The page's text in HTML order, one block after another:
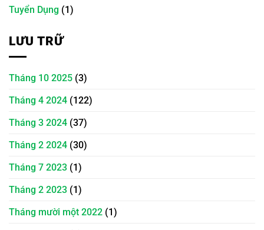
Tuyển Dụng (1)
LƯU TRỮ
Tháng 10 2025 (3)
Tháng 4 2024 (122)
Tháng 3 2024 (37)
Tháng 2 2024 (30)
Tháng 7 2023 (1)
Tháng 2 2023 (1)
Tháng mười một 2022 (1)